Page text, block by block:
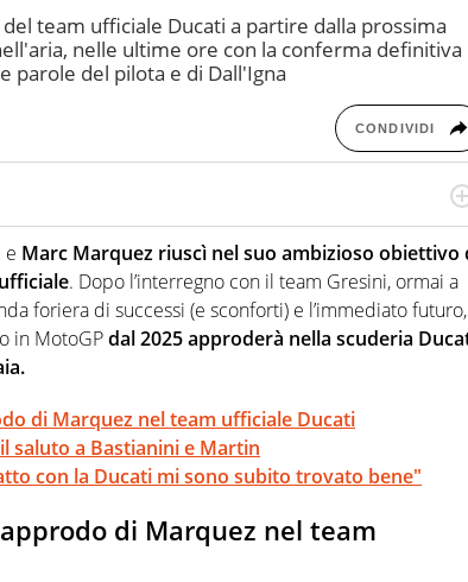
team ufficiale Ducati a partire dalla prossima
nelle ultime ore con la conferma definitiva
parole del pilota e di Dall'Igna
CONDIVIDI
in generale, appassionato di tutto ciò che sia Sport,
meglio di sé quando la strada fa largo alle due o alle
e Marc Marquez riuscì nel suo ambizioso obiettivo
. Dopo l’interregno con il team Gresini, ormai a
foriera di successi (e sconforti) e l’immediato futuro,
in MotoGPdal 2025 approderà nella scuderia
di Marquez nel team ufficiale Ducati
saluto a Bastianini e Martin
con la Ducati mi sono subito trovato bene"
di Marquez nel team